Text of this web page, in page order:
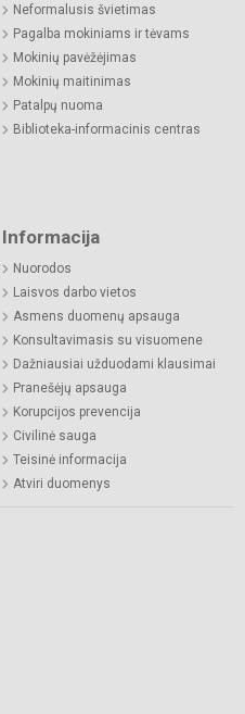
Neformalusis švietimas
Pagalba mokiniams ir tėvams
Mokinių pavėžėjimas
Mokinių maitinimas
Patalpų nuoma
Biblioteka-informacinis centras
Informacija
Nuorodos
Laisvos darbo vietos
Asmens duomenų apsauga
Konsultavimasis su visuomene
Dažniausiai užduodami klausimai
Pranešėjų apsauga
Korupcijos prevencija
Civilinė sauga
Teisinė informacija
Atviri duomenys